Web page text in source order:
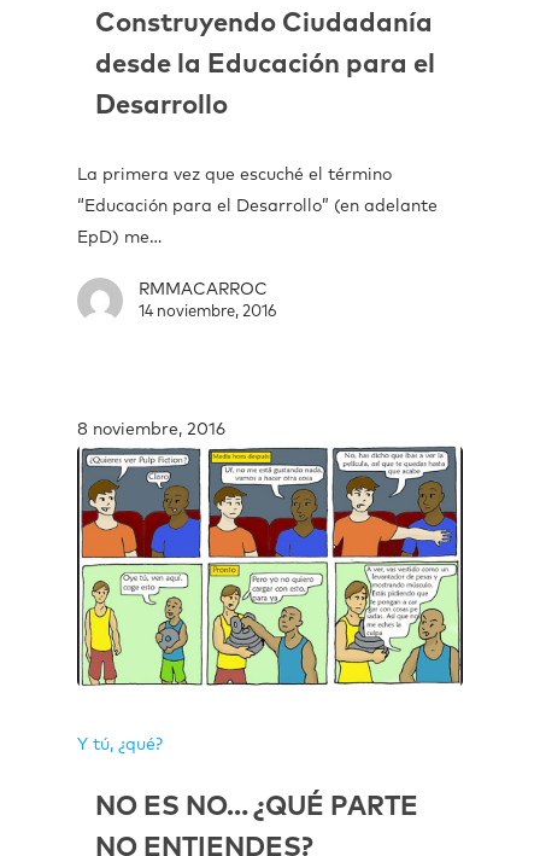
Construyendo Ciudadanía
desde la Educación para el
Desarrollo
La primera vez que escuché el término
“Educación para el Desarrollo” (en adelante
EpD) me…
RMMACARROC
14 noviembre, 2016
8 noviembre, 2016
Y tú, ¿qué?
NO ES NO… ¿QUÉ PARTE
NO ENTIENDES?